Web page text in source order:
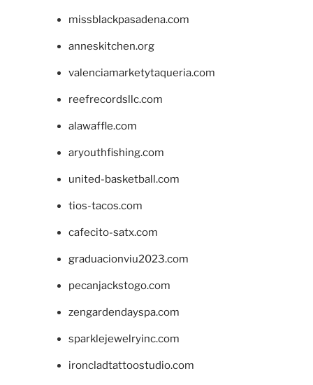
missblackpasadena.com
anneskitchen.org
valenciamarketytaqueria.com
reefrecordsllc.com
alawaffle.com
aryouthfishing.com
united-basketball.com
tios-tacos.com
cafecito-satx.com
graduacionviu2023.com
pecanjackstogo.com
zengardendayspa.com
sparklejewelryinc.com
ironcladtattoostudio.com